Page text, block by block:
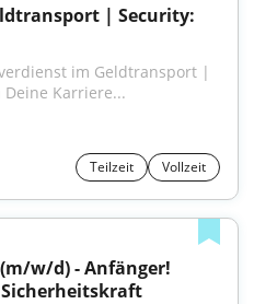
| Security:
im Geldtransport |
Karriere...
Teilzeit Vollzeit
w/d) - Anfänger!